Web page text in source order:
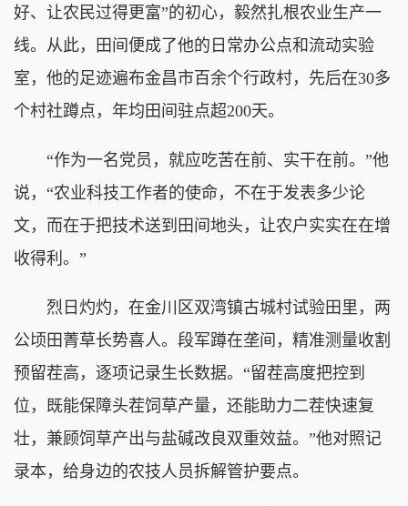
好、让农民过得更富”的初心，毅然扎根农业生产一
线。从此，田间便成了他的日常办公点和流动实验
室，他的足迹遍布金昌市百余个行政村，先后在30多
个村社蹲点，年均田间驻点超200天。
“作为一名党员，就应吃苦在前、实干在前。”他
说，“农业科技工作者的使命，不在于发表多少论
文，而在于把技术送到田间地头，让农户实实在在增
收得利。”
烈日灼灼，在金川区双湾镇古城村试验田里，两
公顷田菁草长势喜人。段军蹲在垄间，精准测量收割
预留茬高，逐项记录生长数据。“留茬高度把控到
位，既能保障头茬饲草产量，还能助力二茬快速复
壮，兼顾饲草产出与盐碱改良双重效益。”他对照记
录本，给身边的农技人员拆解管护要点。